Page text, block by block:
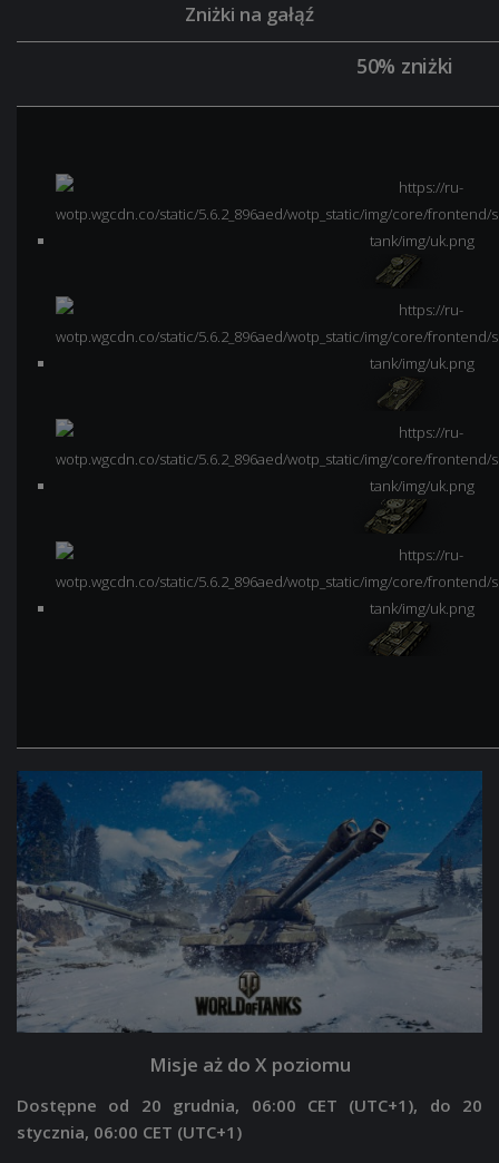
Zniżki na gałąź
50% zniżki
Misje aż do X poziomu
Dostępne od 20 grudnia, 06:00 CET (UTC+1), do 20
stycznia, 06:00 CET (UTC+1)